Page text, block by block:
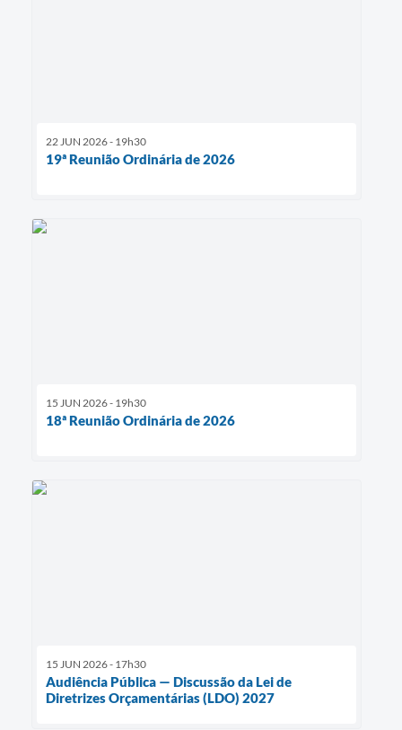
22 JUN 2026 - 19h30
19ª Reunião Ordinária de 2026
15 JUN 2026 - 19h30
18ª Reunião Ordinária de 2026
15 JUN 2026 - 17h30
Audiência Pública — Discussão da Lei de
Diretrizes Orçamentárias (LDO) 2027